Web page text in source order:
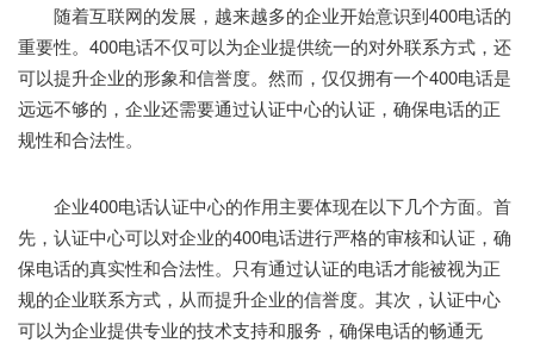
随着互联网的发展，越来越多的企业开始意识到400电话的
重要性。400电话不仅可以为企业提供统一的对外联系方式，还
可以提升企业的形象和信誉度。然而，仅仅拥有一个400电话是
远远不够的，企业还需要通过认证中心的认证，确保电话的正
规性和合法性。
企业400电话认证中心的作用主要体现在以下几个方面。首
先，认证中心可以对企业的400电话进行严格的审核和认证，确
保电话的真实性和合法性。只有通过认证的电话才能被视为正
规的企业联系方式，从而提升企业的信誉度。其次，认证中心
可以为企业提供专业的技术支持和服务，确保电话的畅通无